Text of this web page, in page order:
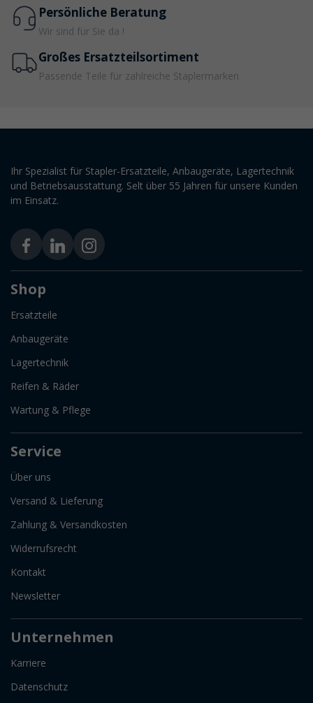
Persönliche Beratung
Wir sind für Sie da !
Großes Ersatzteilsortiment
Passende Teile für zahlreiche Staplermarken
Ihr Spezialist für Stapler-Ersatzteile, Anbaugeräte, Lagertechnik
und Betriebsausstattung. Selt über 55 Jahren für unsere Kunden
im Einsatz.
Shop
Ersatzteile
Anbaugeräte
Lagertechnik
Reifen & Räder
Wartung & Pflege
Service
Über uns
Versand & Lieferung
Zahlung & Versandkosten
Widerrufsrecht
Kontakt
Newsletter
Unternehmen
Karriere
Datenschutz